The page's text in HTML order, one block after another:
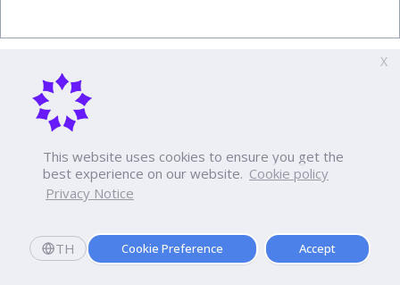
This website uses cookies to ensure you get the
best experience on our website. Cookie policy
Privacy Notice
TH Cookie Preference Accept
X